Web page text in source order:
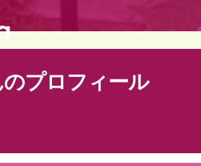
プロフィール